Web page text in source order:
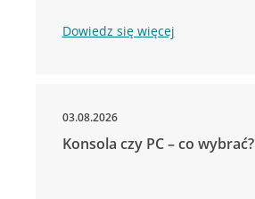
Dowiedz się więcej
03.08.2026
Konsola czy PC – co wybrać?